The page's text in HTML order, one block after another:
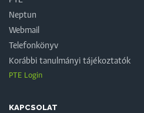
Neptun
Webmail
Telefonkönyv
Korábbi tanulmányi tájékoztatók
PTE Login
KAPCSOLAT